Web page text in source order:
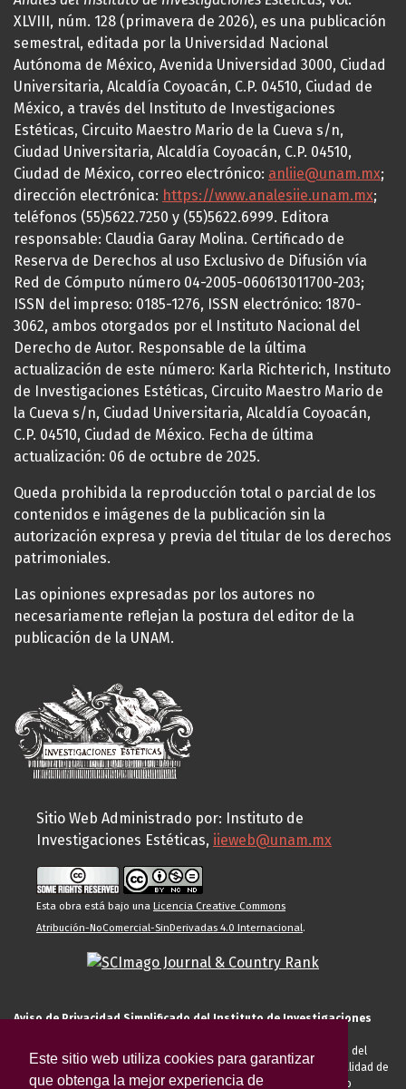
Este sitio web utiliza cookies para garantizar
que obtenga la mejor experiencia de
XLVIII, núm. 128 (primavera de 2026), es una publicación
semestral, editada por la Universidad Nacional
Autónoma de México, Avenida Universidad 3000, Ciudad
Universitaria, Alcaldía Coyoacán, C.P. 04510, Ciudad de
México, a través del Instituto de Investigaciones
Estéticas, Circuito Maestro Mario de la Cueva s/n,
Ciudad Universitaria, Alcaldía Coyoacán, C.P. 04510,
Ciudad de México, correo electrónico: anliie@unam.mx;
dirección electrónica: https://www.analesiie.unam.mx;
teléfonos (55)5622.7250 y (55)5622.6999. Editora
responsable: Claudia Garay Molina. Certificado de
Reserva de Derechos al uso Exclusivo de Difusión vía
Red de Cómputo número 04-2005-060613011700-203;
ISSN del impreso: 0185-1276, ISSN electrónico: 1870-
3062, ambos otorgados por el Instituto Nacional del
Derecho de Autor. Responsable de la última
actualización de este número: Karla Richterich, Instituto
de Investigaciones Estéticas, Circuito Maestro Mario de
la Cueva s/n, Ciudad Universitaria, Alcaldía Coyoacán,
C.P. 04510, Ciudad de México. Fecha de última
actualización: 06 de octubre de 2025.
Queda prohibida la reproducción total o parcial de los
contenidos e imágenes de la publicación sin la
autorización expresa y previa del titular de los derechos
patrimoniales.
Las opiniones expresadas por los autores no
necesariamente reflejan la postura del editor de la
publicación de la UNAM.
Sitio Web Administrado por: Instituto de
Investigaciones Estéticas, iieweb@unam.mx
Esta obra está bajo una Licencia Creative Commons
Atribución-NoComercial-SinDerivadas 4.0 Internacional.
Aviso de Privacidad Simplificado del Instituto de Investigaciones
El Instituto de Investigaciones Estéticas de la UNAM, es responsable del
tratamiento de sus datos personales para el registro de usted en calidad de
alumno, docente, personal de la entidad académica, conferencista o